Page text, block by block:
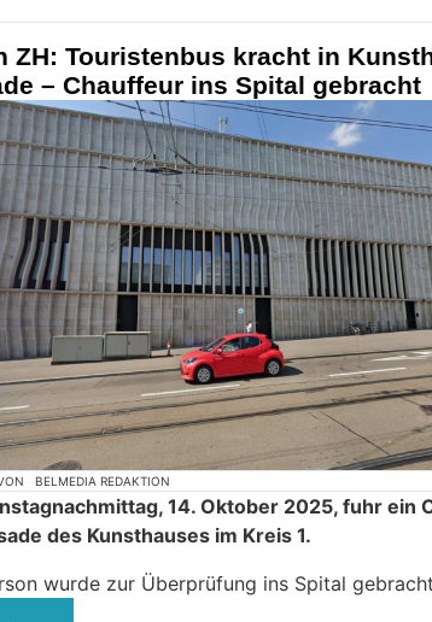
ZH: Touristenbus kracht in
– Chauffeur ins Spital gebracht
BELMEDIA REDAKTION
14. Oktober 2025, fuhr ein
des Kunsthauses im Kreis 1.
wurde zur Überprüfung ins Spital